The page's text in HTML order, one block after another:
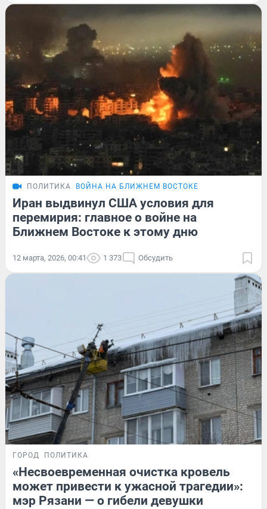
ПОЛИТИКА ВОЙНА НА БЛИЖНЕМ ВОСТОКЕ
Иран выдвинул США условия для
перемирия: главное о войне на
Ближнем Востоке к этому дню
12 марта, 2026, 00:41 1 373 Обсудить
ГОРОД ПОЛИТИКА
«Несвоевременная очистка кровель
может привести к ужасной трагедии»:
мэр Рязани — о гибели девушки